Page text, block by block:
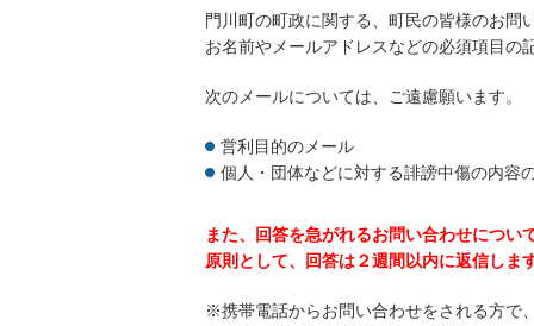
門川町の町政に関する、町民の皆様のお問
お名前やメールアドレスなどの必須項目の
次のメールについては、ご遠慮願います。
営利目的のメール
個人・団体などに対する誹謗中傷の内容
また、回答を急がれるお問い合わせにつ
原則として、回答は２週間以内に返信しま
※携帯電話からお問い合わせをされる方で